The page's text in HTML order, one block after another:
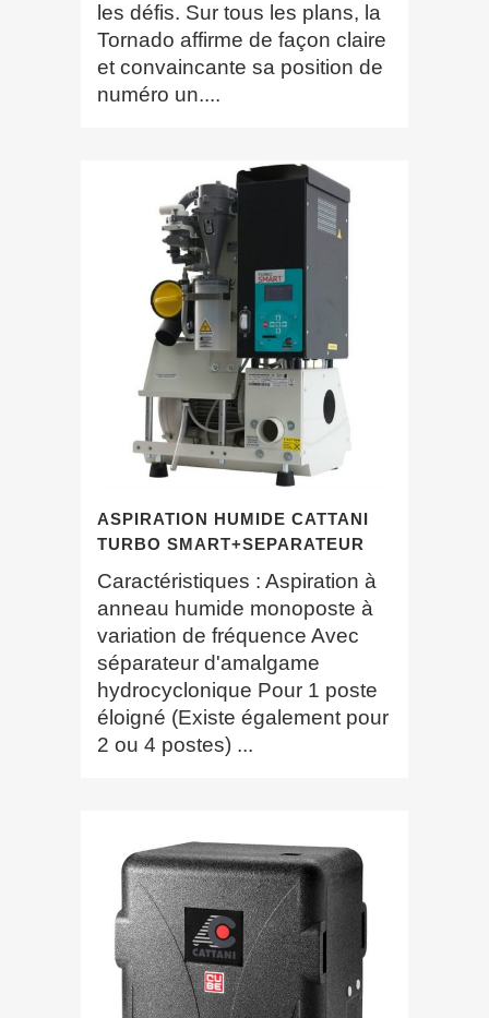
les défis. Sur tous les plans, la
Tornado affirme de façon claire
et convaincante sa position de
numéro un....
ASPIRATION HUMIDE CATTANI
TURBO SMART+SEPARATEUR
Caractéristiques : Aspiration à
anneau humide monoposte à
variation de fréquence Avec
séparateur d'amalgame
hydrocyclonique Pour 1 poste
éloigné (Existe également pour
2 ou 4 postes) ...